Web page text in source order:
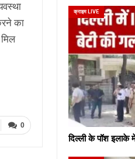
का
0
क्राइम LIVE
दिल्ली के पॉश